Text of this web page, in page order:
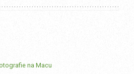
na Macu